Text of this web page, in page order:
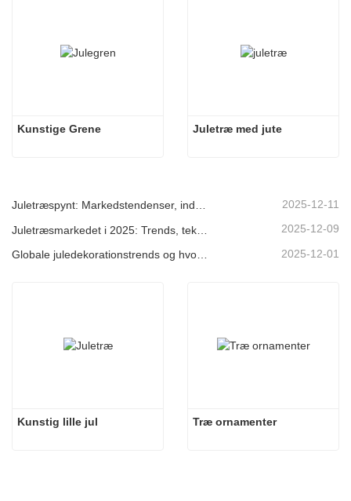
Kunstige Grene Juletræ med jute
Juletræspynt: Markedstendenser, indsigt i forsyningskæden og indkøbsguide 2025 2025-12-11
2025-12-09
2025-12-01
Kunstig lille jul Træ ornamenter